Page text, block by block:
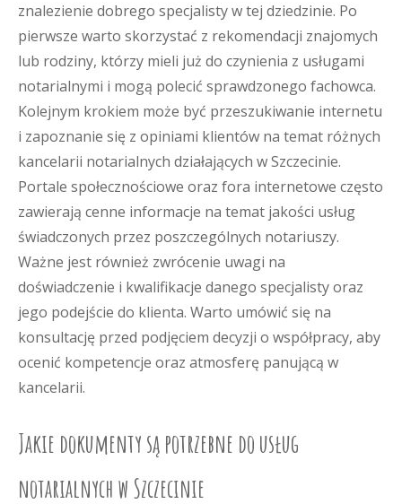
znalezienie dobrego specjalisty w tej dziedzinie. Po
pierwsze warto skorzystać z rekomendacji znajomych
lub rodziny, którzy mieli już do czynienia z usługami
notarialnymi i mogą polecić sprawdzonego fachowca.
Kolejnym krokiem może być przeszukiwanie internetu
i zapoznanie się z opiniami klientów na temat różnych
kancelarii notarialnych działających w Szczecinie.
Portale społecznościowe oraz fora internetowe często
zawierają cenne informacje na temat jakości usług
świadczonych przez poszczególnych notariuszy.
Ważne jest również zwrócenie uwagi na
doświadczenie i kwalifikacje danego specjalisty oraz
jego podejście do klienta. Warto umówić się na
konsultację przed podjęciem decyzji o współpracy, aby
ocenić kompetencje oraz atmosferę panującą w
kancelarii.
Jakie dokumenty są potrzebne do usług
notarialnych w Szczecinie